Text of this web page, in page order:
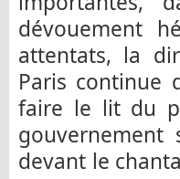
dévouement
attentats, la
Paris continue
faire le lit du
gouvernement
devant le